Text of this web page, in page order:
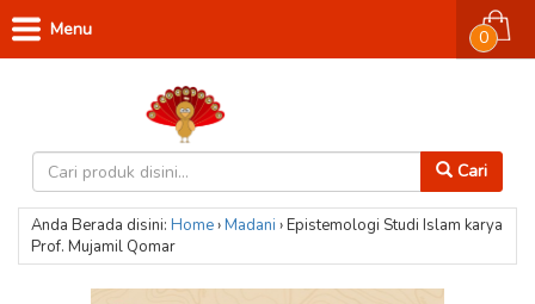
Cari
0
Menu
Anda Berada disini: Home›Madani ›Epistemologi Studi Islam karya
Prof. Mujamil Qomar